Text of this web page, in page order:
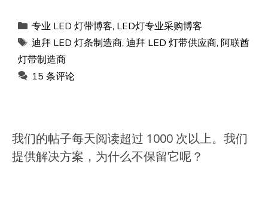
类
别
专业 LED 灯带博客, LED灯专业采购博客
标
签
迪拜 LED 灯条制造商, 迪拜 LED 灯带供应商, 阿联酋
灯带制造商
15 条评论
我们的帖子每天阅读超过 1000 次以上。我们
提供解决方案，为什么不保留它呢？